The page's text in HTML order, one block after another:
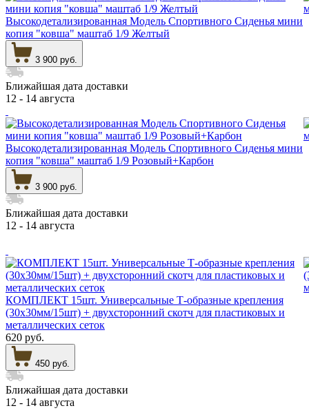
Высокодетализированная Модель Спортивного Сиденья мини
копия "ковша" маштаб 1/9 Желтый
3 900 руб.
Ближайшая дата доставки
12 - 14 августа
Высокодетализированная Модель Спортивного Сиденья мини
копия "ковша" маштаб 1/9 Розовый+Карбон
3 900 руб.
Ближайшая дата доставки
12 - 14 августа
КОМПЛЕКТ 15шт. Универсальные Т-образные крепления
(30х30мм/15шт) + двухсторонний скотч для пластиковых и
металлических сеток
620 руб.
450 руб.
Ближайшая дата доставки
12 - 14 августа